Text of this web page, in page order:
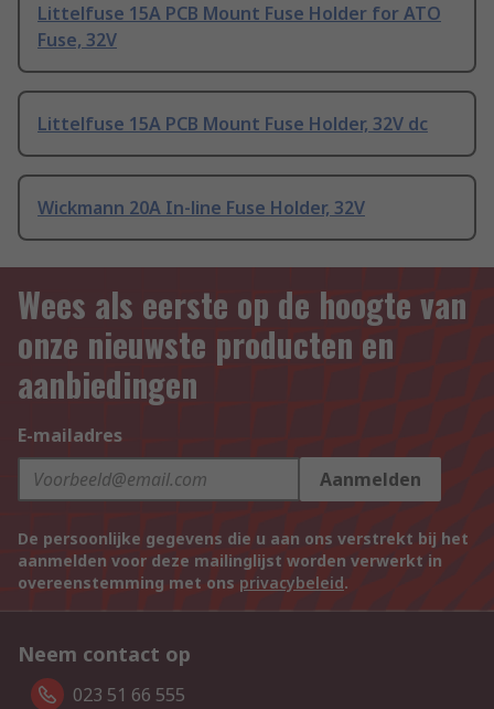
Littelfuse 15A PCB Mount Fuse Holder for ATO
Fuse, 32V
Littelfuse 15A PCB Mount Fuse Holder, 32V dc
Wickmann 20A In-line Fuse Holder, 32V
Wees als eerste op de hoogte van
onze nieuwste producten en
aanbiedingen
E-mailadres
Aanmelden
De persoonlijke gegevens die u aan ons verstrekt bij het
aanmelden voor deze mailinglijst worden verwerkt in
overeenstemming met ons privacybeleid.
Neem contact op
023 51 66 555